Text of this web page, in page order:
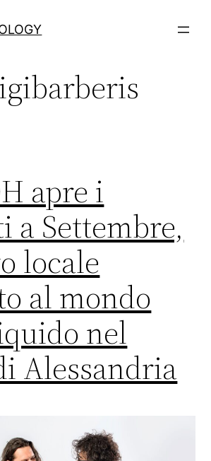
apre i
a Settembre,
locale
al mondo
nel
Alessandria